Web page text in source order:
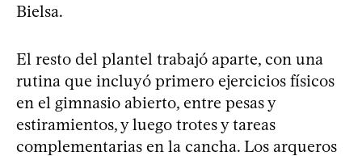
Bielsa.
El resto del plantel trabajó aparte, con una
rutina que incluyó primero ejercicios físicos
en el gimnasio abierto, entre pesas y
estiramientos, y luego trotes y tareas
complementarias en la cancha. Los arqueros